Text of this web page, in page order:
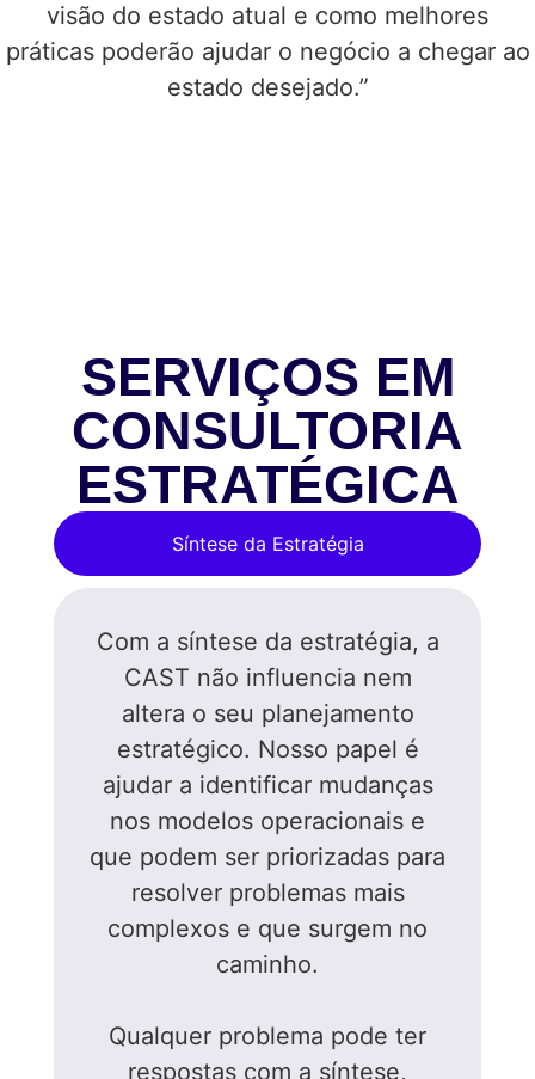
visão do estado atual e como melhores
práticas poderão ajudar o negócio a chegar ao
estado desejado.”
SERVIÇOS EM
CONSULTORIA
ESTRATÉGICA
Síntese da Estratégia
Com a síntese da estratégia, a
CAST não influencia nem
altera o seu planejamento
estratégico. Nosso papel é
ajudar a identificar mudanças
nos modelos operacionais e
que podem ser priorizadas para
resolver problemas mais
complexos e que surgem no
caminho.
Qualquer problema pode ter
respostas com a síntese,